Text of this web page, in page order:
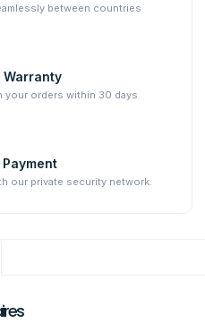
between countries
Warranty
your orders within 30 days.
our private security network.